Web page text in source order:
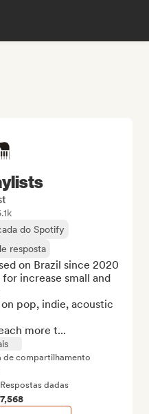
do Spotify
resposta
on Brazil since 2020
increase small and
pop, indie, acoustic
more t...
de compartilhamento
Respostas dadas
7,568